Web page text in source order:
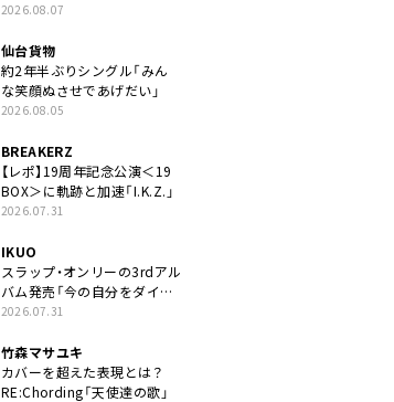
2026.08.07
仙台貨物
約2年半ぶりシングル「みん
な笑顔ぬさせであげだい」
2026.08.05
BREAKERZ
【レポ】19周年記念公演＜19
BOX＞に軌跡と加速「I.K.Z.」
2026.07.31
IKUO
スラップ・オンリーの3rdアル
バム発売「今の自分をダイレ
クトに」
2026.07.31
竹森マサユキ
カバーを超えた表現とは？
RE:Chording「天使達の歌」